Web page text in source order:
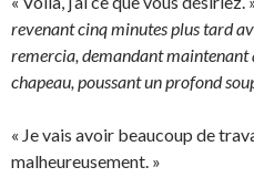
revenant cinq minutes plus tard
remercia, demandant maintenant
chapeau, poussant un profond
« Je vais avoir beaucoup de
malheureusement. »